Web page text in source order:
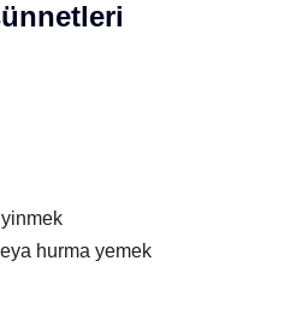
hurma yemek